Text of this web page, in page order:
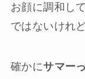
お顔に調和し
ではないけれ
確かにサマー